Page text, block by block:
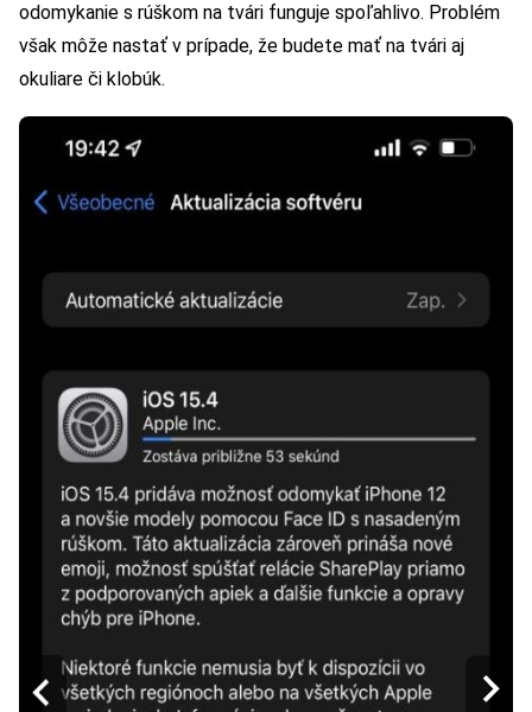
odomykanie s rúškom na tvári funguje spoľahlivo. Problém
však môže nastať v prípade, že budete mať na tvári aj
okuliare či klobúk.